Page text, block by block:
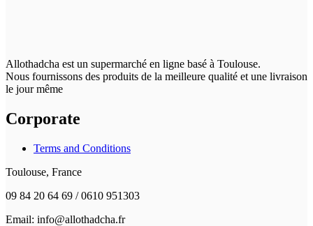
Allothadcha est un supermarché en ligne basé à Toulouse.
Nous fournissons des produits de la meilleure qualité et une livraison
le jour même
Corporate
Terms and Conditions
Toulouse, France
09 84 20 64 69 / 0610 951303
Email: info@allothadcha.fr